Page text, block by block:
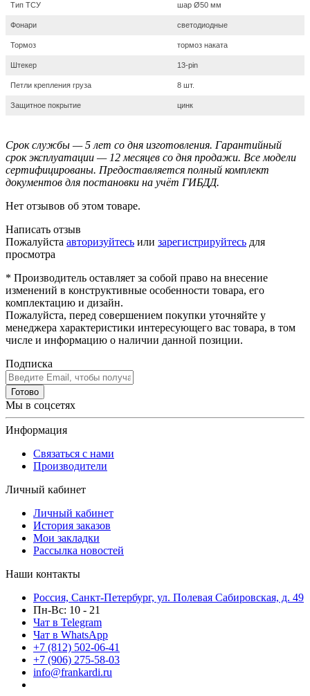
Тип ТСУ шар Ø50 мм
Фонари светодиодные
Тормоз тормоз наката
Штекер 13-pin
Петли крепления груза 8 шт.
Защитное покрытие цинк
Срок службы — 5 лет со дня изготовления. Гарантийный
срок эксплуатации — 12 месяцев со дня продажи. Все модели
сертифицированы. Предоставляется полный комплект
документов для постановки на учёт ГИБДД.
Нет отзывов об этом товаре.
Написать отзыв
Пожалуйста авторизуйтесь или зарегистрируйтесь для
просмотра
* Производитель оставляет за собой право на внесение
изменений в конструктивные особенности товара, его
комплектацию и дизайн.
Пожалуйста, перед совершением покупки уточняйте у
менеджера характеристики интересующего вас товара, в том
числе и информацию о наличии данной позиции.
Подписка
Готово
Мы в соцсетях
Информация
Связаться с нами
Производители
Личный кабинет
Личный кабинет
История заказов
Мои закладки
Рассылка новостей
Наши контакты
Россия, Санкт-Петербург, ул. Полевая Сабировская, д. 49
Пн-Вс: 10 - 21
Чат в Telegram
Чат в WhatsApp
+7 (812) 502-06-41
+7 (906) 275-58-03
info@frankardi.ru